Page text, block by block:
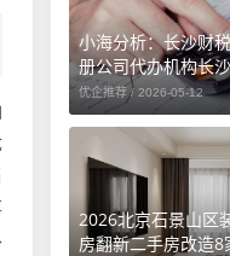
小海分析：长沙财
册公司代办机构长
总（长沙勤和财务
优企推荐 / 2026-05-12
2026北京石景山区
房翻新二手房改造8